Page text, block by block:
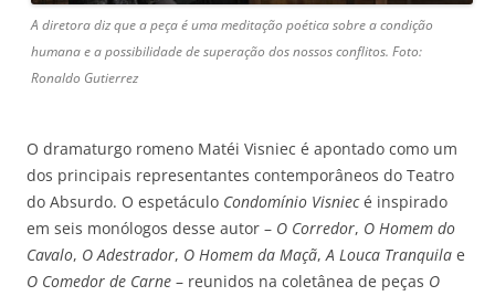
A diretora diz que a peça é uma meditação poética sobre a condição
humana e a possibilidade de superação dos nossos conflitos. Foto:
Ronaldo Gutierrez
O dramaturgo romeno Matéi Visniec é apontado como um
dos principais representantes contemporâneos do Teatro
do Absurdo. O espetáculo Condomínio Visniecé inspirado
em seis monólogos desse autor – O Corredor, O Homem do
Cavalo, O Adestrador, O Homem da Maçã,A Louca Tranquila e
O Comedor de Carne – reunidos na coletânea de peças O